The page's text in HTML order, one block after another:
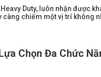
Duty, luôn nhận được
càng chiếm một vị trí không
Chọn Đa Chức